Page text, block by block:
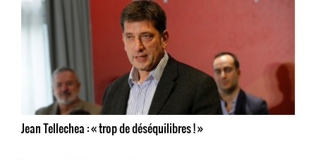
Jean Tellechea : « trop de déséquilibres ! »